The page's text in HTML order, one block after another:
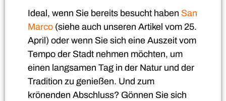
Ideal, wenn Sie bereits besucht haben San
Marco (siehe auch unseren Artikel vom 25.
April) oder wenn Sie sich eine Auszeit vom
Tempo der Stadt nehmen möchten, um
einen langsamen Tag in der Natur und der
Tradition zu genießen. Und zum
krönenden Abschluss? Gönnen Sie sich